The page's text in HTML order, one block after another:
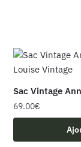
Sac Vintage
69.00€